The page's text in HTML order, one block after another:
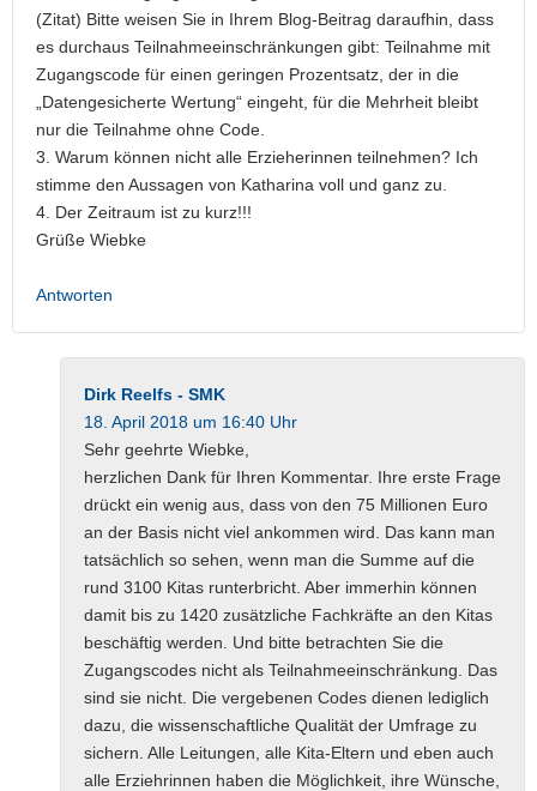
(Zitat) Bitte weisen Sie in Ihrem Blog-Beitrag daraufhin, dass
es durchaus Teilnahmeeinschränkungen gibt: Teilnahme mit
Zugangscode für einen geringen Prozentsatz, der in die
„Datengesicherte Wertung“ eingeht, für die Mehrheit bleibt
nur die Teilnahme ohne Code.
3. Warum können nicht alle Erzieherinnen teilnehmen? Ich
stimme den Aussagen von Katharina voll und ganz zu.
4. Der Zeitraum ist zu kurz!!!
Grüße Wiebke
Antworten
Dirk Reelfs - SMK
18. April 2018 um 16:40 Uhr
Sehr geehrte Wiebke,
herzlichen Dank für Ihren Kommentar. Ihre erste Frage
drückt ein wenig aus, dass von den 75 Millionen Euro
an der Basis nicht viel ankommen wird. Das kann man
tatsächlich so sehen, wenn man die Summe auf die
rund 3100 Kitas runterbricht. Aber immerhin können
damit bis zu 1420 zusätzliche Fachkräfte an den Kitas
beschäftig werden. Und bitte betrachten Sie die
Zugangscodes nicht als Teilnahmeeinschränkung. Das
sind sie nicht. Die vergebenen Codes dienen lediglich
dazu, die wissenschaftliche Qualität der Umfrage zu
sichern. Alle Leitungen, alle Kita-Eltern und eben auch
alle Erziehrinnen haben die Möglichkeit, ihre Wünsche,